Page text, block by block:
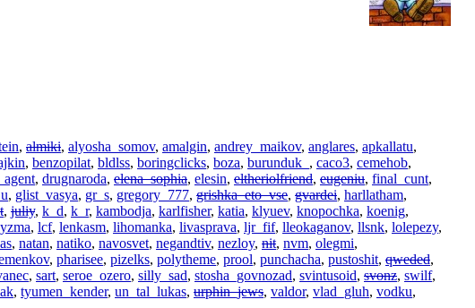
, almiki, alyosha_somov, amalgin, andrey_maikov, anglares, apkallatu,
, benzopilat, bldlss, boringclicks, boza, burunduk_ , caco3, cemehob,
, drugnaroda, elena_sophia, elesin, eltheriolfriend, eugeniu, final_cunt,
, glist_vasya, gr_s, gregory_777, grishka_eto_vse, gvardei, harllatham,
, juliy, k_d, k_r, kambodja, karlfisher, katia, klyuev, knopochka, koenig,
, lcf, lenkasm, lihomanka, livasprava, ljr_fif, lleokaganov, llsnk, lolepezy,
, natan, natiko, navosvet, negandtiv, nezloy, nit, nvm, olegmi,
, pharisee, pizelks, polytheme, prool, punchacha, pustoshit, qweded,
, sart, seroe_ozero, silly_sad, stosha_govnozad, svintusoid, svonz, swilf,
, tyumen_kender, un_tal_lukas, urphin_jews, valdor, vlad_gluh, vodku,